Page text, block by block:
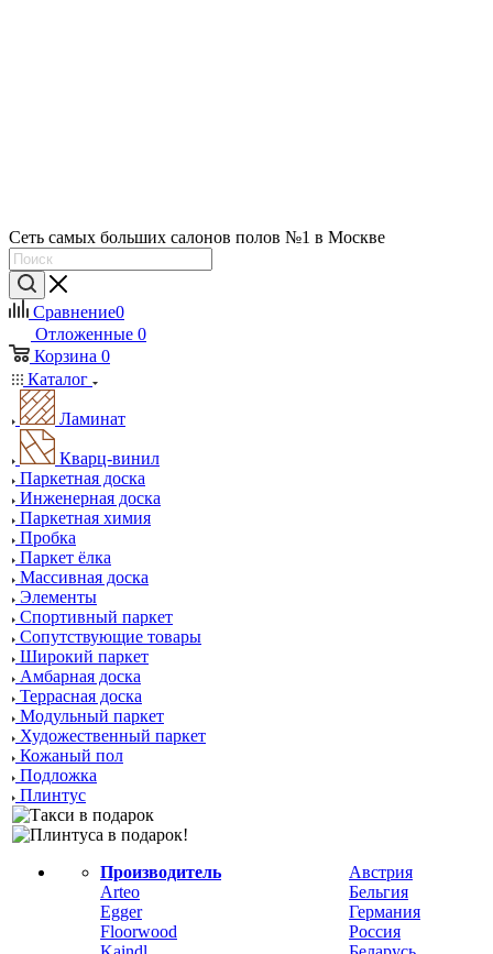
Сеть самых больших салонов полов №1 в Москве
Сравнение0
Отложенные 0
Корзина 0
Каталог
Ламинат
Кварц-винил
Паркетная доска
Инженерная доска
Паркетная химия
Пробка
Паркет ёлка
Массивная доска
Элементы
Спортивный паркет
Сопутствующие товары
Широкий паркет
Амбарная доска
Террасная доска
Модульный паркет
Художественный паркет
Кожаный пол
Подложка
Плинтус
Производитель
Arteo
Egger
Floorwood
Австрия
Бельгия
Германия
Россия